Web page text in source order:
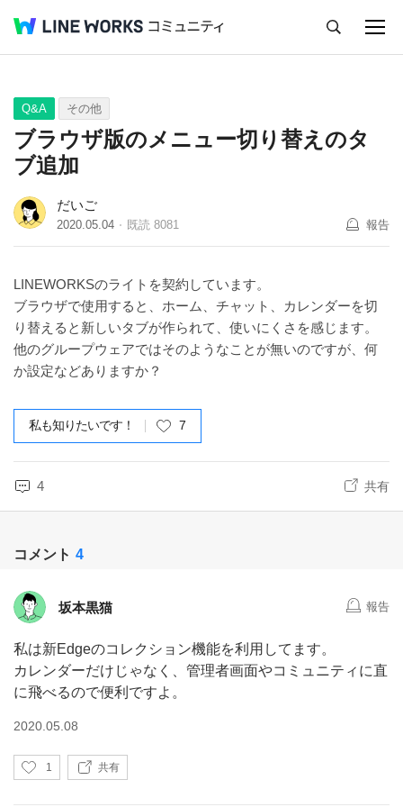
Q&A Tips Ideas
Q&A その他
ブラウザ版のメニュー切り替えのタ
ブ追加
だいご
2020.05.04 既読 8081 報告
LINEWORKSのライトを契約しています。
ブラウザで使用すると、ホーム、チャット、カレンダーを切
り替えると新しいタブが作られて、使いにくさを感じます。
他のグループウェアではそのようなことが無いのですが、何
か設定などありますか？
私も知りたいです！ 7
4 共有
コメント 4
坂本黒猫 報告
私は新Edgeのコレクション機能を利用してます。
カレンダーだけじゃなく、管理者画面やコミュニティに直
に飛べるので便利ですよ。
2020.05.08
い
1 共有